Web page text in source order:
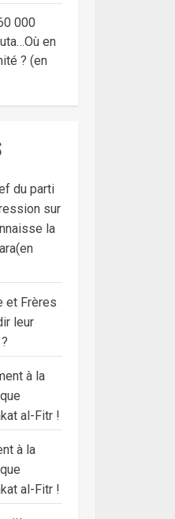
000
en
? (en
du parti
sur
la
et Frères
leur
à la
al-Fitr !
à la
al-Fitr !